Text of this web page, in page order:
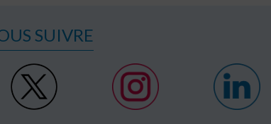
SUIVRE